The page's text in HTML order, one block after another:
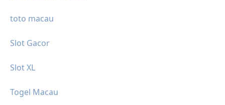
toto macau
Slot Gacor
Slot XL
Togel Macau